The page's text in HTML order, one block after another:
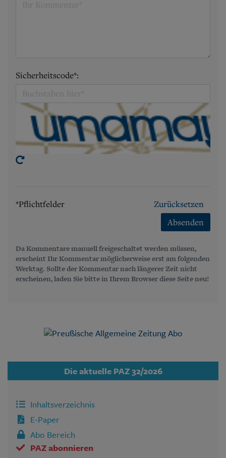
Sicherheitscode*:
*Pflichtfelder
Zurücksetzen
Absenden
Da Kommentare manuell freigeschaltet werden müssen,
erscheint Ihr Kommentar möglicherweise erst am folgenden
Werktag. Sollte der Kommentar nach längerer Zeit nicht
erscheinen, laden Sie bitte in Ihrem Browser diese Seite neu!
Die aktuelle PAZ 32/2026
Inhaltsverzeichnis
E-Paper
Abo Bereich
PAZ abonnieren